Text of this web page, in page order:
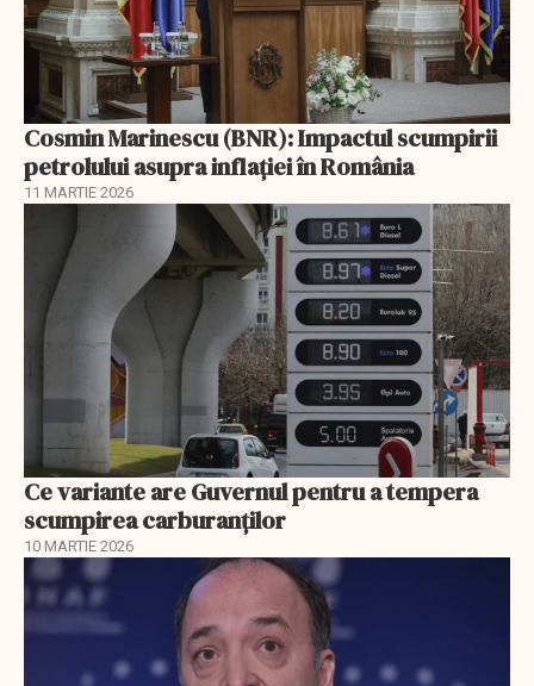
Cosmin Marinescu (BNR): Impactul scumpirii
petrolului asupra inflaţiei în România
11 MARTIE 2026
Ce variante are Guvernul pentru a tempera
scumpirea carburanților
10 MARTIE 2026